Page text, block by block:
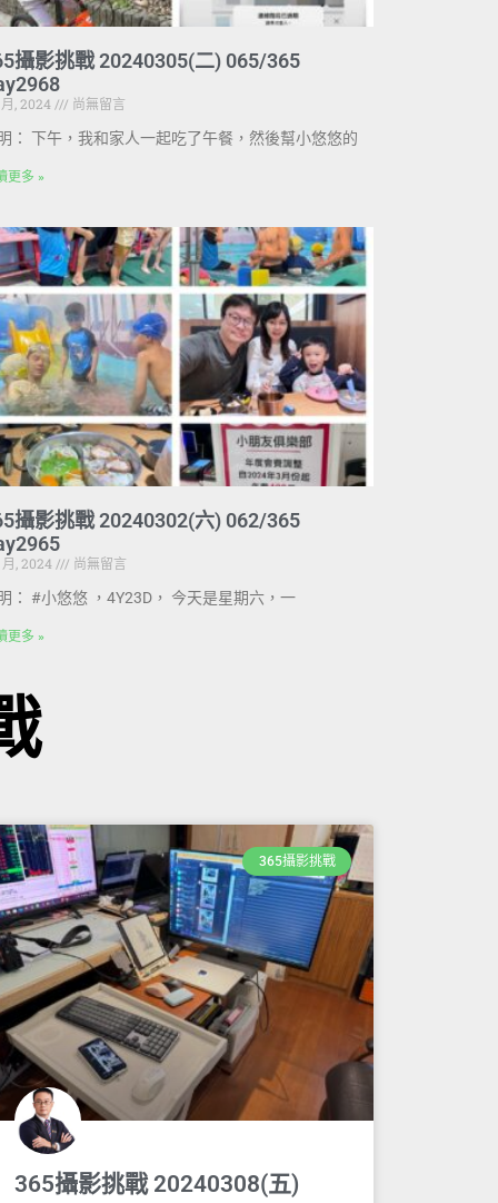
攝影挑戰 20240305(二) 065/365
, 2024
尚無留言
： 下午，我和家人一起吃了午餐，然後幫小悠悠的
更多 »
攝影挑戰 20240302(六) 062/365
, 2024
尚無留言
： #小悠悠 ，4Y23D， 今天是星期六，一
更多 »
365攝影挑戰
365攝影挑戰 20240308(五)